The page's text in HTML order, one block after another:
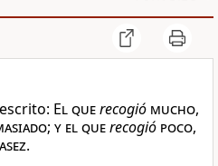
El querecogió mucho,
y el querecogió poco,
.